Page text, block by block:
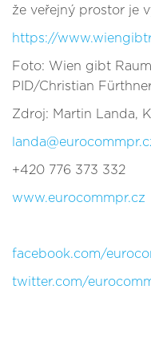
že veřejný prostor je
https://
Foto: Wien gibt
PID/Christian
Zdroj: Martin Landa,
+420 776 373 332
www.eurocommpr.cz
facebook.com/
twitter.com/